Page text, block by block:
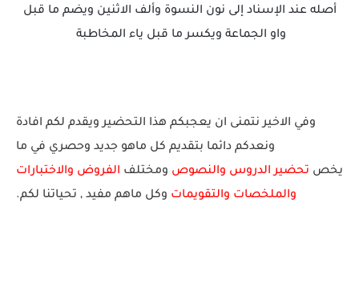
أصله عند الإسناد إلى نون النسوة وألف الاثنين ويضم ما قبل
واو الجماعة ويكسر ما قبل ياء المخاطبة
وفي الاخير نتمنى ان يعجبكم هذا التحضير ويقدم لكم افادة
ونعدكم دائما بتقديم كل ماهو جديد وحصري في ما
يخص تحضير الدروس والنصوص ومختلف الفروض والاختبارات
والملخصات والتقويمات وكل ماهم مفيد , تحياتنا لكم.